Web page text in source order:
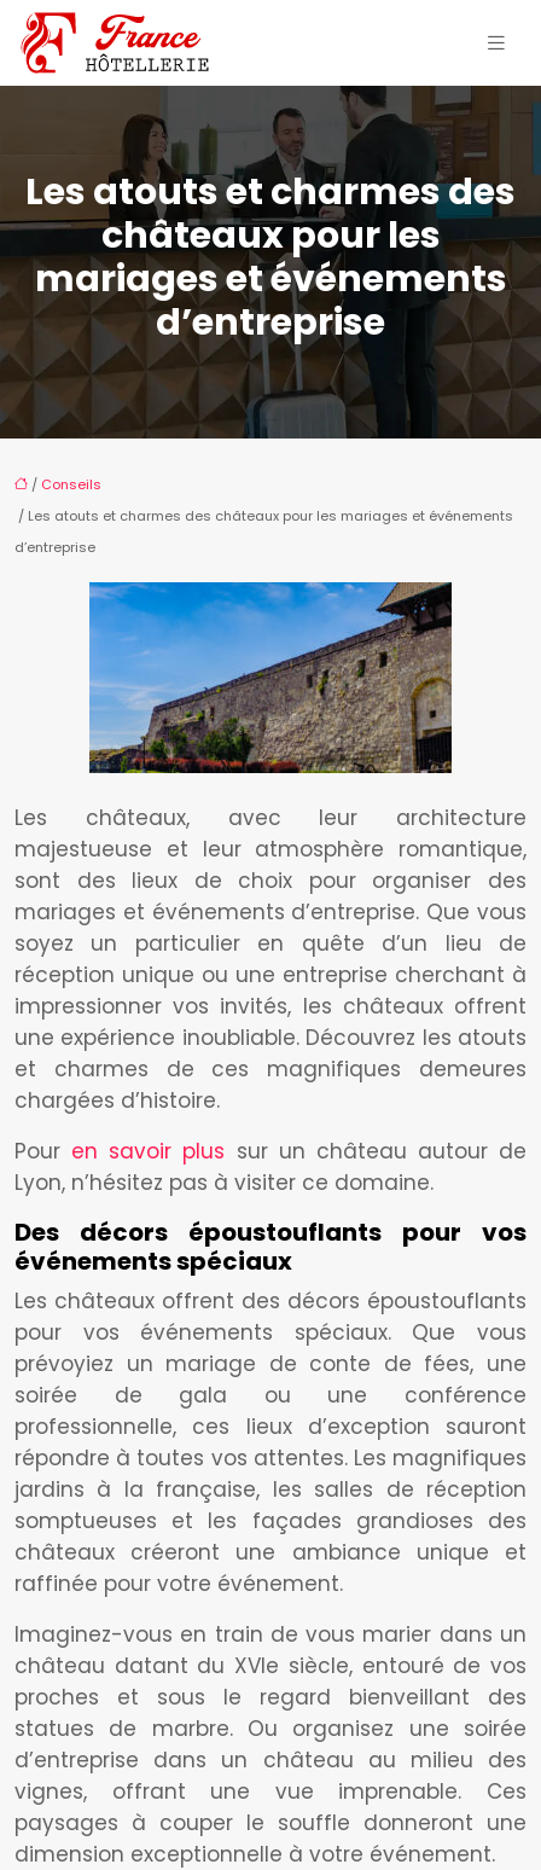
Les atouts et charmes des
châteaux pour les
mariages et événements
d’entreprise
/ Conseils
/ Les atouts et charmes des châteaux pour les mariages et événements
d’entreprise
Les châteaux, avec leur architecture
majestueuse et leur atmosphère romantique,
sont des lieux de choix pour organiser des
mariages et événements d’entreprise. Que vous
soyez un particulier en quête d’un lieu de
réception unique ou une entreprise cherchant à
impressionner vos invités, les châteaux offrent
une expérience inoubliable. Découvrez les atouts
et charmes de ces magnifiques demeures
chargées d’histoire.
Pour en savoir plus sur un château autour de
Lyon, n’hésitez pas à visiter ce domaine.
Des décors époustouflants pour vos
événements spéciaux
Les châteaux offrent des décors époustouflants
pour vos événements spéciaux. Que vous
prévoyiez un mariage de conte de fées, une
soirée de gala ou une conférence
professionnelle, ces lieux d’exception sauront
répondre à toutes vos attentes. Les magnifiques
jardins à la française, les salles de réception
somptueuses et les façades grandioses des
châteaux créeront une ambiance unique et
raffinée pour votre événement.
Imaginez-vous en train de vous marier dans un
château datant du XVIe siècle, entouré de vos
proches et sous le regard bienveillant des
statues de marbre. Ou organisez une soirée
d’entreprise dans un château au milieu des
vignes, offrant une vue imprenable. Ces
paysages à couper le souffle donneront une
dimension exceptionnelle à votre événement.